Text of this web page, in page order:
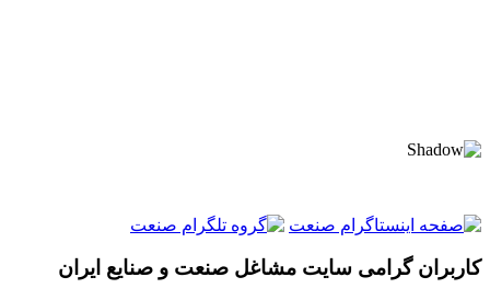
کاربران گرامی سایت مشاغل صنعت و صنایع ایران